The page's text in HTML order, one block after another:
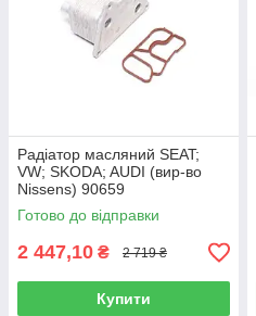
Радіатор масляний SEAT;
VW; SKODA; AUDI (вир-во
Nissens) 90659
Готово до відправки
2 447,10 ₴ 2 719 ₴
Купити